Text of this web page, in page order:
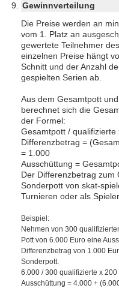
Gewinnverteilung
Die Preise werden an
vom 1. Platz an
gewertete Teilnehmer
einzelnen Preise hängt
Schnitt und der Anzahl
gespielten Serien ab.
Aus dem Gesamtpott
berechnet sich die
der Formel:
Gesamtpott / qualifizierte
Differenzbetrag =
= 1.000
Ausschüttung =
Der Differenzbetrag zum
Sonderpott von skat-
Turnieren oder als
Beispiel:
Nehmen von 300
Pott von 6.000 Euro eine
Differenzbetrag von 1.000
Sonderpott.
6.000 / 300 qualifizierte x
Ausschüttung = 4.000 +